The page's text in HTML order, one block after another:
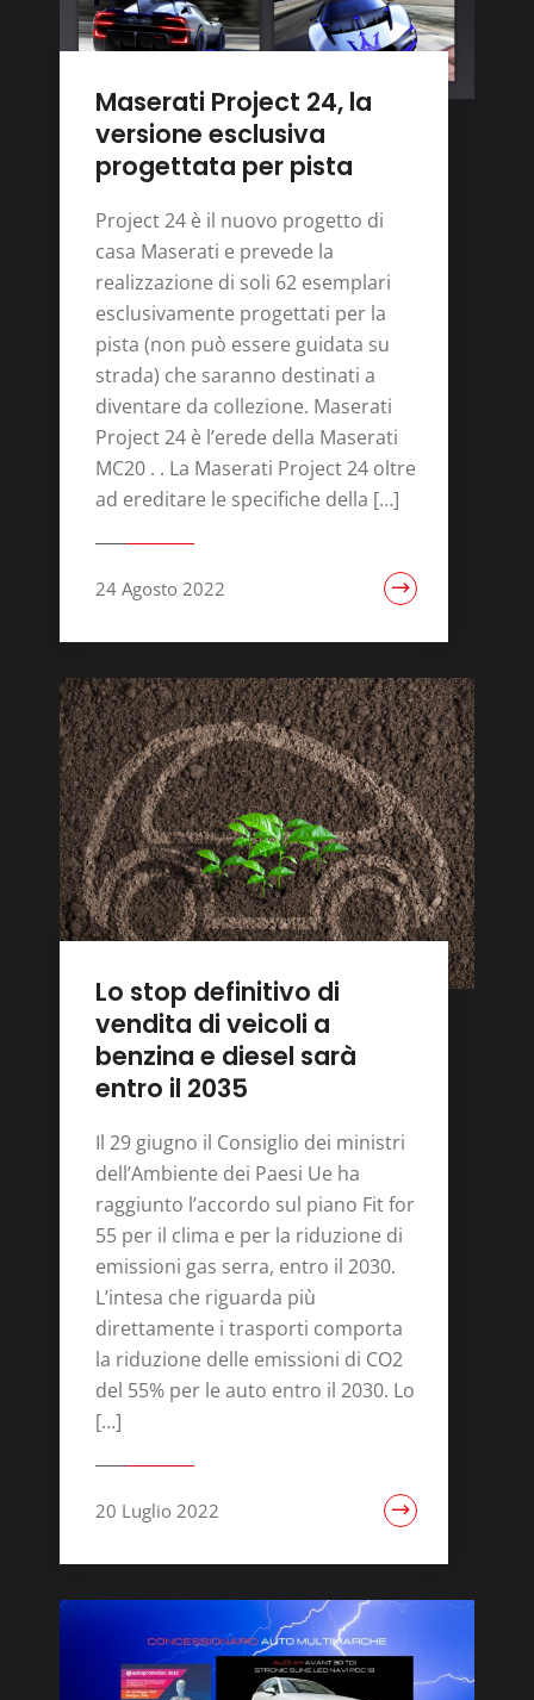
Maserati Project 24, la
versione esclusiva
progettata per pista
Project 24 è il nuovo progetto di
casa Maserati e prevede la
realizzazione di soli 62 esemplari
esclusivamente progettati per la
pista (non può essere guidata su
strada) che saranno destinati a
diventare da collezione. Maserati
Project 24 è l’erede della Maserati
MC20 . . La Maserati Project 24 oltre
ad ereditare le specifiche della […]
24 Agosto 2022
Lo stop definitivo di
vendita di veicoli a
benzina e diesel sarà
entro il 2035
Il 29 giugno il Consiglio dei ministri
dell’Ambiente dei Paesi Ue ha
raggiunto l’accordo sul piano Fit for
55 per il clima e per la riduzione di
emissioni gas serra, entro il 2030.
L’intesa che riguarda più
direttamente i trasporti comporta
la riduzione delle emissioni di CO2
del 55% per le auto entro il 2030. Lo
[…]
20 Luglio 2022